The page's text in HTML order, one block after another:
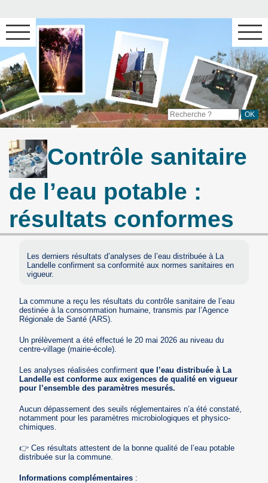
Contrôle sanitaire
de l’eau potable :
résultats conformes
Les derniers résultats d’analyses de l’eau distribuée à La
Landelle confirment sa conformité aux normes sanitaires en
vigueur.
La commune a reçu les résultats du contrôle sanitaire de l’eau
destinée à la consommation humaine, transmis par l’Agence
Régionale de Santé (ARS).
Un prélèvement a été effectué le 20 mai 2026 au niveau du
centre-village (mairie-école).
Les analyses réalisées confirmentque l’eau distribuée à La
Landelle est conforme aux exigences de qualité en vigueur
pour l’ensemble des paramètres mesurés.
Aucun dépassement des seuils réglementaires n’a été constaté,
notamment pour les paramètres microbiologiques et physico-
chimiques.
👉 Ces résultats attestent de la bonne qualité de l’eau potable
distribuée sur la commune.
Informations complémentaires :